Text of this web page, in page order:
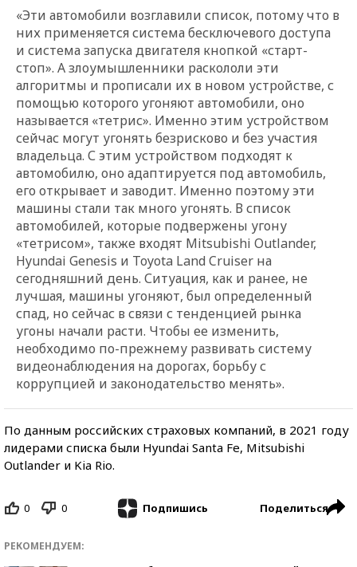
«Эти автомобили возглавили список, потому что в
них применяется система бесключевого доступа
и система запуска двигателя кнопкой «старт-
стоп». А злоумышленники раскололи эти
алгоритмы и прописали их в новом устройстве, с
помощью которого угоняют автомобили, оно
называется «тетрис». Именно этим устройством
сейчас могут угонять безрисково и без участия
владельца. С этим устройством подходят к
автомобилю, оно адаптируется под автомобиль,
его открывает и заводит. Именно поэтому эти
машины стали так много угонять. В список
автомобилей, которые подвержены угону
«тетрисом», также входят Mitsubishi Outlander,
Hyundai Genesis и Toyota Land Cruiser на
сегодняшний день. Ситуация, как и ранее, не
лучшая, машины угоняют, был определенный
спад, но сейчас в связи с тенденцией рынка
угоны начали расти. Чтобы ее изменить,
необходимо по-прежнему развивать систему
видеонаблюдения на дорогах, борьбу с
коррупцией и законодательство менять».
По данным российских страховых компаний, в 2021 году
лидерами списка были Hyundai Santa Fe, Mitsubishi
Outlander и Kia Rio.
0 0 Подпишись Поделиться
РЕКОМЕНДУЕМ: